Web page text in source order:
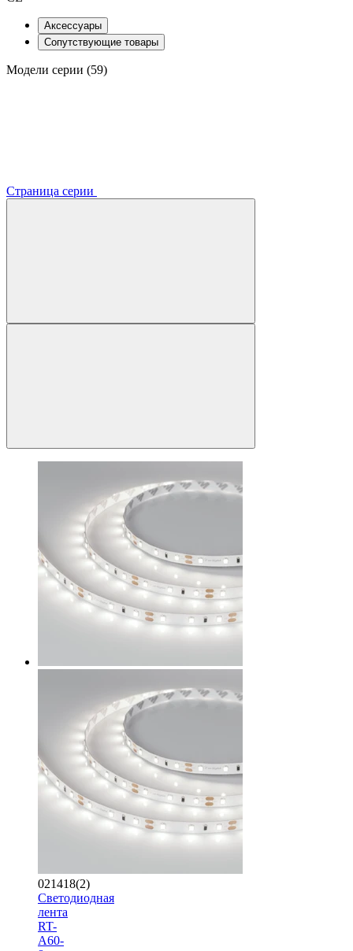
Аксессуары
Сопутствующие товары
Модели серии (59)
Страница серии
021418(2)
Светодиодная
лента
RT-
A60-